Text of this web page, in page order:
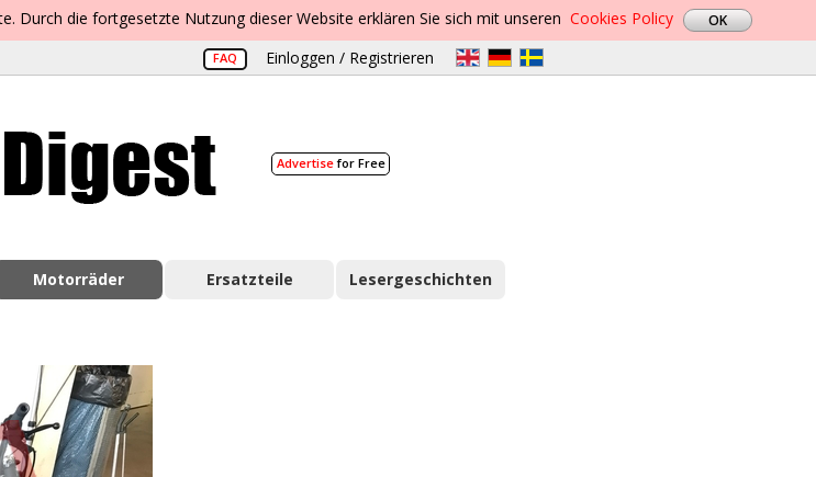
Durch die fortgesetzte Nutzung dieser Website erklären Sie sich mit unseren Cookies Policy
FAQ Einloggen / Registrieren
Advertisefor Free
Motorräder Ersatzteile Lesergeschichten